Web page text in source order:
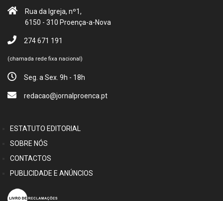
Rua da Igreja, nº1,
6150 - 310 Proença-a-Nova
274 671 191
(chamada rede fixa nacional)
Seg. a Sex. 9h - 18h
redacao@jornalproenca.pt
ESTATUTO EDITORIAL
SOBRE NÓS
CONTACTOS
PUBLICIDADE E ANÚNCIOS